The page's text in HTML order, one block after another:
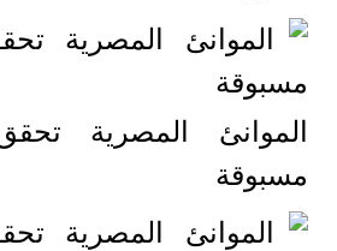
الموانئ المصرية
مسبوقة